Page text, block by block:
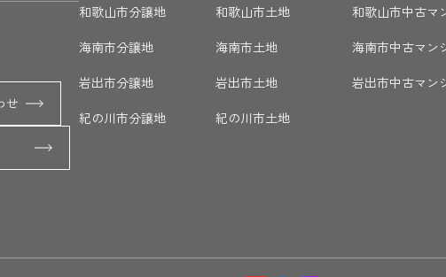
せ
和歌山市分譲地
海南市分譲地
岩出市分譲地
紀の川市分譲地
和歌山市土地
海南市土地
岩出市土地
紀の川市土地
和歌山市中古マ
海南市中古マン
岩出市中古マン